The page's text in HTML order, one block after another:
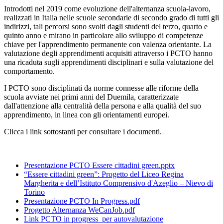
Introdotti nel 2019 come evoluzione dell'alternanza scuola-lavoro,
realizzati in Italia nelle scuole secondarie di secondo grado di tutti gli
indirizzi, tali percorsi sono svolti dagli studenti del terzo, quarto e
quinto anno e mirano in particolare allo sviluppo di competenze
chiave per l'apprendimento permanente con valenza orientante. La
valutazione degli apprendimenti acquisiti attraverso i PCTO hanno
una ricaduta sugli apprendimenti disciplinari e sulla valutazione del
comportamento.
I PCTO sono disciplinati da norme connesse alle riforme della
scuola avviate nei primi anni del Duemila, caratterizzate
dall'attenzione alla centralità della persona e alla qualità del suo
apprendimento, in linea con gli orientamenti europei.
Clicca i link sottostanti per consultare i documenti.
Presentazione PCTO Essere cittadini green.pptx
“Essere cittadini green”: Progetto del Liceo Regina
Margherita e dell’Istituto Comprensivo d'Azeglio – Nievo di
Torino
Presentazione PCTO In Progress.pdf
Progetto Alternanza WeCanJob.pdf
Link PCTO in progress per autovalutazione